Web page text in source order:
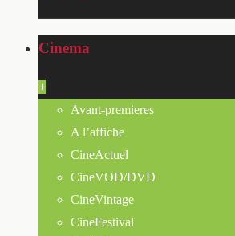
Cinema
+
Avant-premieres
A l’affiche
CineActuel
CineVOD/DVD
CineVintage
CineFestival